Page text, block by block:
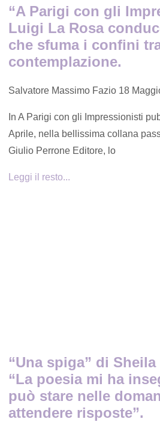
“A Parigi con gli
Luigi La Rosa
che sfuma i confini
contemplazione.
Salvatore Massimo Fazio 18
In A Parigi con gli Impressionisti
Aprile, nella bellissima collana
Giulio Perrone Editore, lo
Leggi il resto...
“Una spiga” di
“La poesia mi ha
può stare nelle
attendere risposte”.